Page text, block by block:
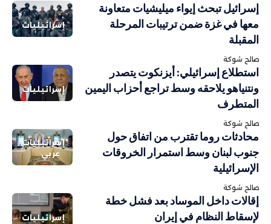
إسرائيليات
إسرائيل تبحث إيواء ميليشيات متعاونة
معها في غزة ضمن ترتيبات المرحلة
المقبلة
صالح شوكة
إسرائيليات
استطلاع إسرائيلي: أيزنكوت يتصدر
ونتنياهو يلاحقه وسط تراجع أحزاب اليمين
المتطرف
صالح شوكة
إسرائيليات
عربي
محادثات روما تقترب من اتفاق حول
جنوب لبنان وسط استمرار الخروقات
الإسرائيلية
صالح شوكة
إسرائيليات
إقالات داخل الموساد بعد فشل خطة
لإسقاط النظام في إيران